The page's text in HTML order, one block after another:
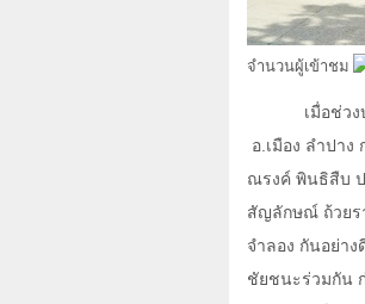
จำนวนผู้เข้าชม
เมื่อช่ว
อ.เมือง ลำปา
ณรงค์ พินธิสืบ
สัญลักษณ์ ถ้วยร
จำลอง กันอย่า
ชัยชนะร่วมกัน